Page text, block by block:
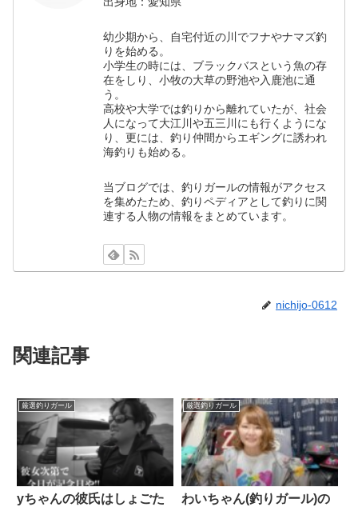
幼少期から、自宅付近の川でフナやナマズ釣
りを始める。
小学生の時には、ブラックバスという魚の存
在をしり、小牧の大草の野池や入鹿池に通
う。
高校や大学では釣りから離れていたが、社会
人になって大江川や五三川にも行くようにな
り、更には、釣り仲間からエギングに誘われ
海釣りも始める。
当ブログでは、釣りガールの情報がアクセス
を集めたため、釣りペディアとして釣りに関
連する人物の情報をまとめています。
nichijo-0612
関連記事
厳選釣りガール
yちゃんの彼氏はしょごた
厳選釣りガール
わいちゃん(釣りガール)の